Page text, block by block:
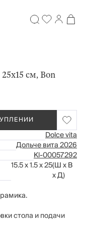
см, Bon
Dolce vita
Дольче вита 2026
Kl-00057292
15.5 x 1.5 x 25(Ш x В
x Д)
стола и подачи